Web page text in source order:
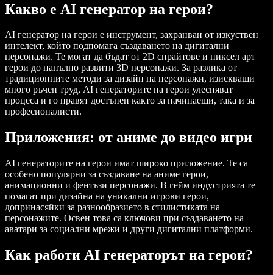
Какво е AI генератор на герои?
AI генератор на герои е инструмент, захранван от изкуствен
интелект, който подпомага създаването на дигитални
персонажи. Те могат да бъдат от 2D спрайтове и пиксел арт
герои до напълно развити 3D персонажи. За разлика от
традиционните методи за дизайн на персонажи, изискващи
много ръчен труд, AI генераторите на герои улесняват
процеса и го правят достъпен както за начинаещи, така и за
професионалисти.
Приложения: от аниме до видео игри
AI генераторите на герои имат широко приложение. Те са
особено популярни за създаване на аниме герои,
анимационни и фентъзи персонажи. В гейм индустрията те
помагат при дизайна на уникални игрови герои,
допринасяйки за разнообразието в стилистиката на
персонажите. Освен това са ключови при създаването на
аватари за социални мрежи и други дигитални платформи.
Как работи AI генераторът на герои?